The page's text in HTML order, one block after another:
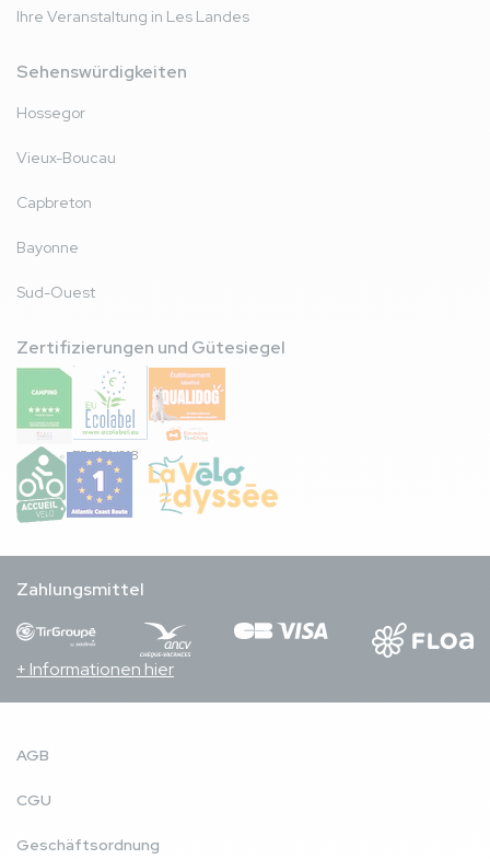
Ihre Veranstaltung in Les Landes
Sehenswürdigkeiten
Hossegor
Vieux-Boucau
Capbreton
Bayonne
Sud-Ouest
Zertifizierungen und Gütesiegel
FR/051/018
Zahlungsmittel
+ Informationen hier
AGB
CGU
Geschäftsordnung